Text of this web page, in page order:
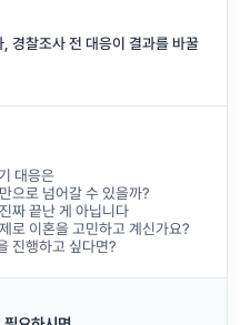
경찰조사 전 대응이 결과를 바꿀
대응은
으로 넘어갈 수 있을까?
짜 끝난 게 아닙니다
로 이혼을 고민하고 계신가요?
진행하고 싶다면?